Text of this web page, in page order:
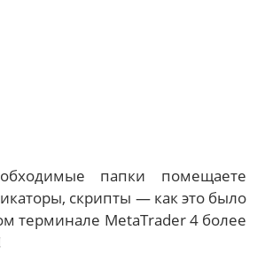
папки помещаете
скрипты — как это было
терминале MetaTrader 4 более